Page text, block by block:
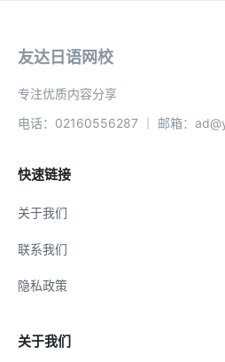
友达日语网校
专注优质内容分享
电话：02160556287 ｜ 邮箱：
快速链接
关于我们
联系我们
隐私政策
关于我们